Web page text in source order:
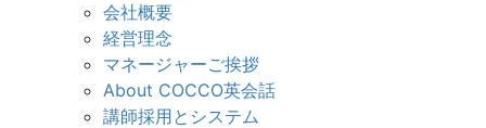
会社概要
経営理念
マネージャーご挨拶
About COCCO英会話
講師採用とシステム